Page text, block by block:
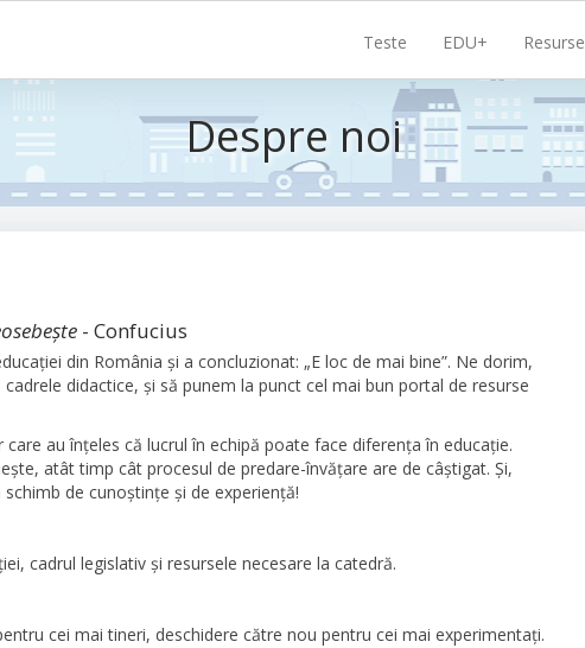
principală
Teste EDU+ Resurse
Despre noi
- Confucius
din România și a concluzionat: „E loc de mai bine”. Ne dorim,
didactice, și să punem la punct cel mai bun portal de resurse
au înțeles că lucrul în echipă poate face diferența în educație.
atât timp cât procesul de predare-învățare are de câștigat. Și,
de cunoștințe și de experiență!
cadrul legislativ și resursele necesare la catedră.
cei mai tineri, deschidere către nou pentru cei mai experimentați.